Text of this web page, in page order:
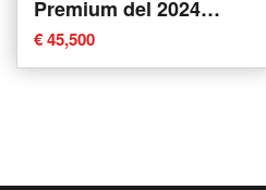
Premium del 2024
usata a Caltanissetta
€ 45,500